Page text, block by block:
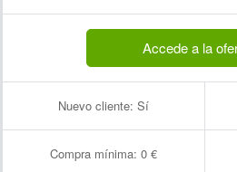
Accede a la
Nuevo cliente: Sí
Compra mínima: 0 €